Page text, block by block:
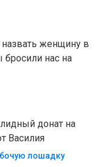
женщину в
нас на
донат на
Василия
лошадку